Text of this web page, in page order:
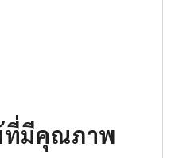
ที่มีคุณภาพ